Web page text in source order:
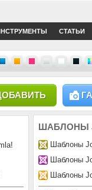
СТАТЬИ
ШАБЛОНЫ
Шаблоны
Шаблоны
Шаблоны